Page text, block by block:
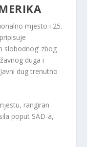
mjesto i 25.
slobodnog’ zbog
duga i
dug trenutno
rangiran
poput SAD-a,